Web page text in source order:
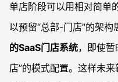
单店阶段可以用相对简单
以预留“总部-门店”的架构
的SaaS门店系统，即使
店”的模式配置。这样未